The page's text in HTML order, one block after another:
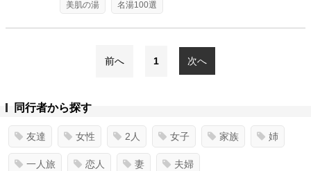
美肌の湯 名湯100選
前へ 1 次へ
同行者から探す
友達 女性 2人 女子 家族 姉
一人旅 恋人 妻 夫婦